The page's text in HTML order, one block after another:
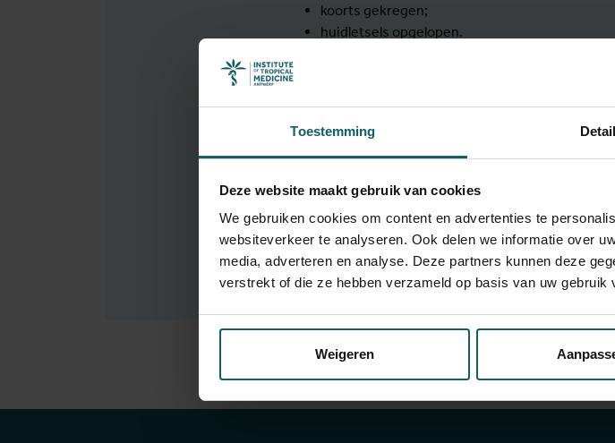
Toestemming
Deze website maakt gebruik van cookies
We gebruiken cookies om content en advertenties te
websiteverkeer te analyseren. Ook delen we informatie over
media, adverteren en analyse. Deze partners kunnen deze
verstrekt of die ze hebben verzameld op basis van uw gebruik
Weigeren
koorts gekregen;
huidletsels opgelopen.
mannen;
in de afgelopen weken in West- of Centraal-
Terug naar overzicht